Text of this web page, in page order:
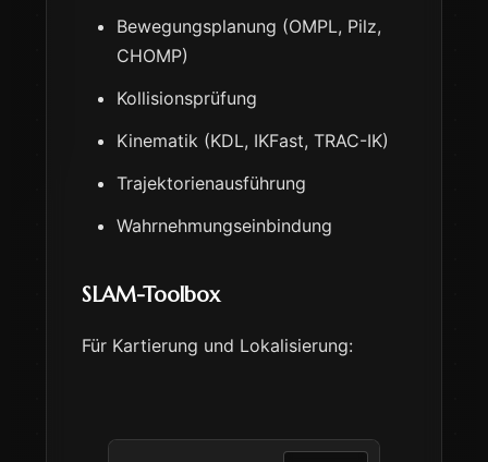
Bewegungsplanung (OMPL, Pilz,
CHOMP)
Kollisionsprüfung
Kinematik (KDL, IKFast, TRAC-IK)
Trajektorienausführung
Wahrnehmungseinbindung
SLAM-Toolbox
Für Kartierung und Lokalisierung: